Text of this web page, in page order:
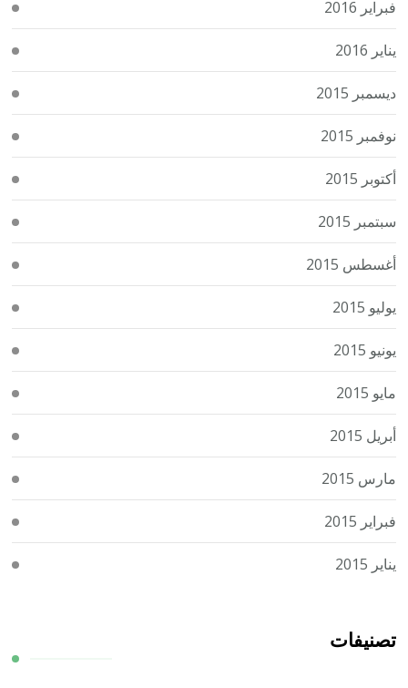
فبراير 2016
يناير 2016
ديسمبر 2015
نوفمبر 2015
أكتوبر 2015
سبتمبر 2015
أغسطس 2015
يوليو 2015
يونيو 2015
مايو 2015
أبريل 2015
مارس 2015
فبراير 2015
يناير 2015
تصنيفات